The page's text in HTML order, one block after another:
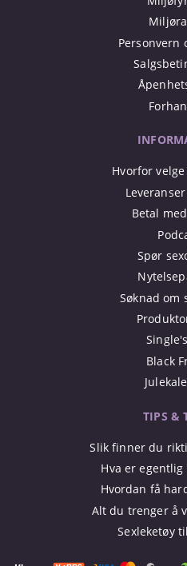
Personvern
Hvorfor
Betal
Spør
Søknad om
Black
TIPS &
Slik finner du
Hva er
Hvordan få
Alt du trenger å
Sexleketøy